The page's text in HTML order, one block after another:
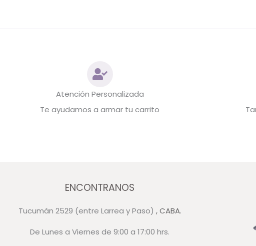
Atención Personalizada
Te ayudamos a armar tu carrito
ENCONTRANOS
Tucumán 2529 (entre Larrea y Paso) , CABA.
De Lunes a Viernes de 9:00 a 17:00 hrs.